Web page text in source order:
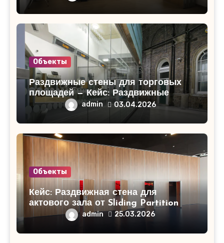
Объекты
Раздвижные стены для торговых
площадей — Кейс: Раздвижные
стены для торгового центра
«СитиМолл»!
admin 03.04.2026
Объекты
Кейс: Раздвижная стена для
актового зала от Sliding Partition
admin 25.03.2026